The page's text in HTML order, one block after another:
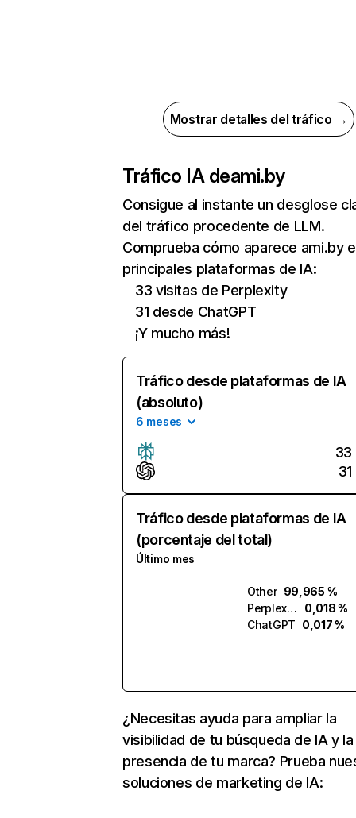
Mostrar detalles del tráfico →
Tráfico IA deami.by
Consigue al instante un desglose
del tráfico procedente de LLM.
Comprueba cómo aparece ami.by
principales plataformas de IA:
33 visitas de Perplexity
31 desde ChatGPT
¡Y mucho más!
Tráfico desde plataformas de IA
(absoluto)
6 meses
33
31
Tráfico desde plataformas de IA
(porcentaje del total)
Último mes
Other 99,965 %
Perplexity
0,018 %
ChatGPT 0,017 %
¿Necesitas ayuda para ampliar la
visibilidad de tu búsqueda de IA y la
presencia de tu marca? Prueba
soluciones de marketing de IA: